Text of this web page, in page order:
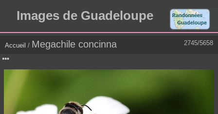
Images de Guadeloupe
2745/5658
Accueil / Megachile concinna